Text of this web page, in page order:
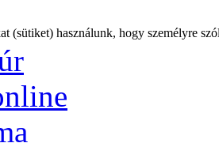
(sütiket) használunk, hogy személyre